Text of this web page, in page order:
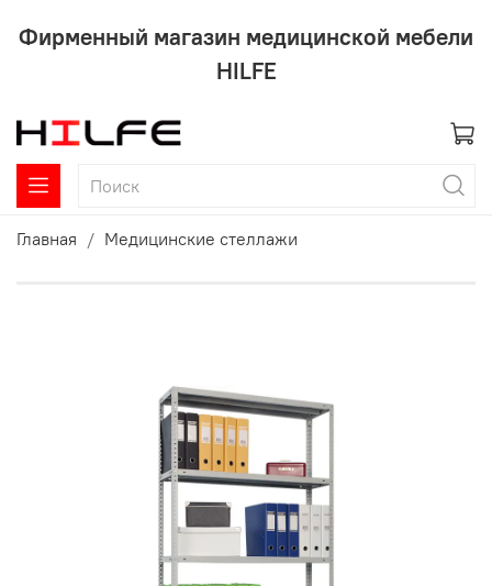
Фирменный магазин медицинской мебели
HILFE
Главная Медицинские стеллажи